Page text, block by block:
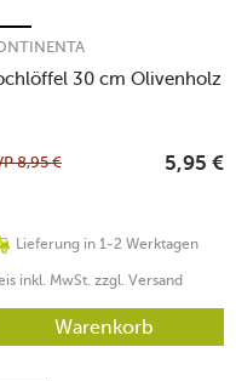
30 cm Olivenholz
Lieferung in 1-2 Werktagen
8,95 € 5,95 €
inkl. MwSt. zzgl. Versand
Warenkorb